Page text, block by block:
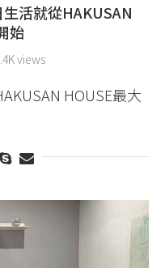
活就從HAKUSAN
始
views
HOUSE最大